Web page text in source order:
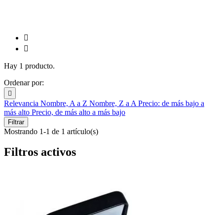


Hay 1 producto.
Ordenar por:

Relevancia Nombre, A a Z Nombre, Z a A Precio: de más bajo a
más alto Precio, de más alto a más bajo
Filtrar
Mostrando 1-1 de 1 artículo(s)
Filtros activos